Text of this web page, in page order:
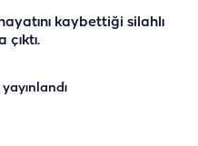
kaybettiği silahlı
çıktı.